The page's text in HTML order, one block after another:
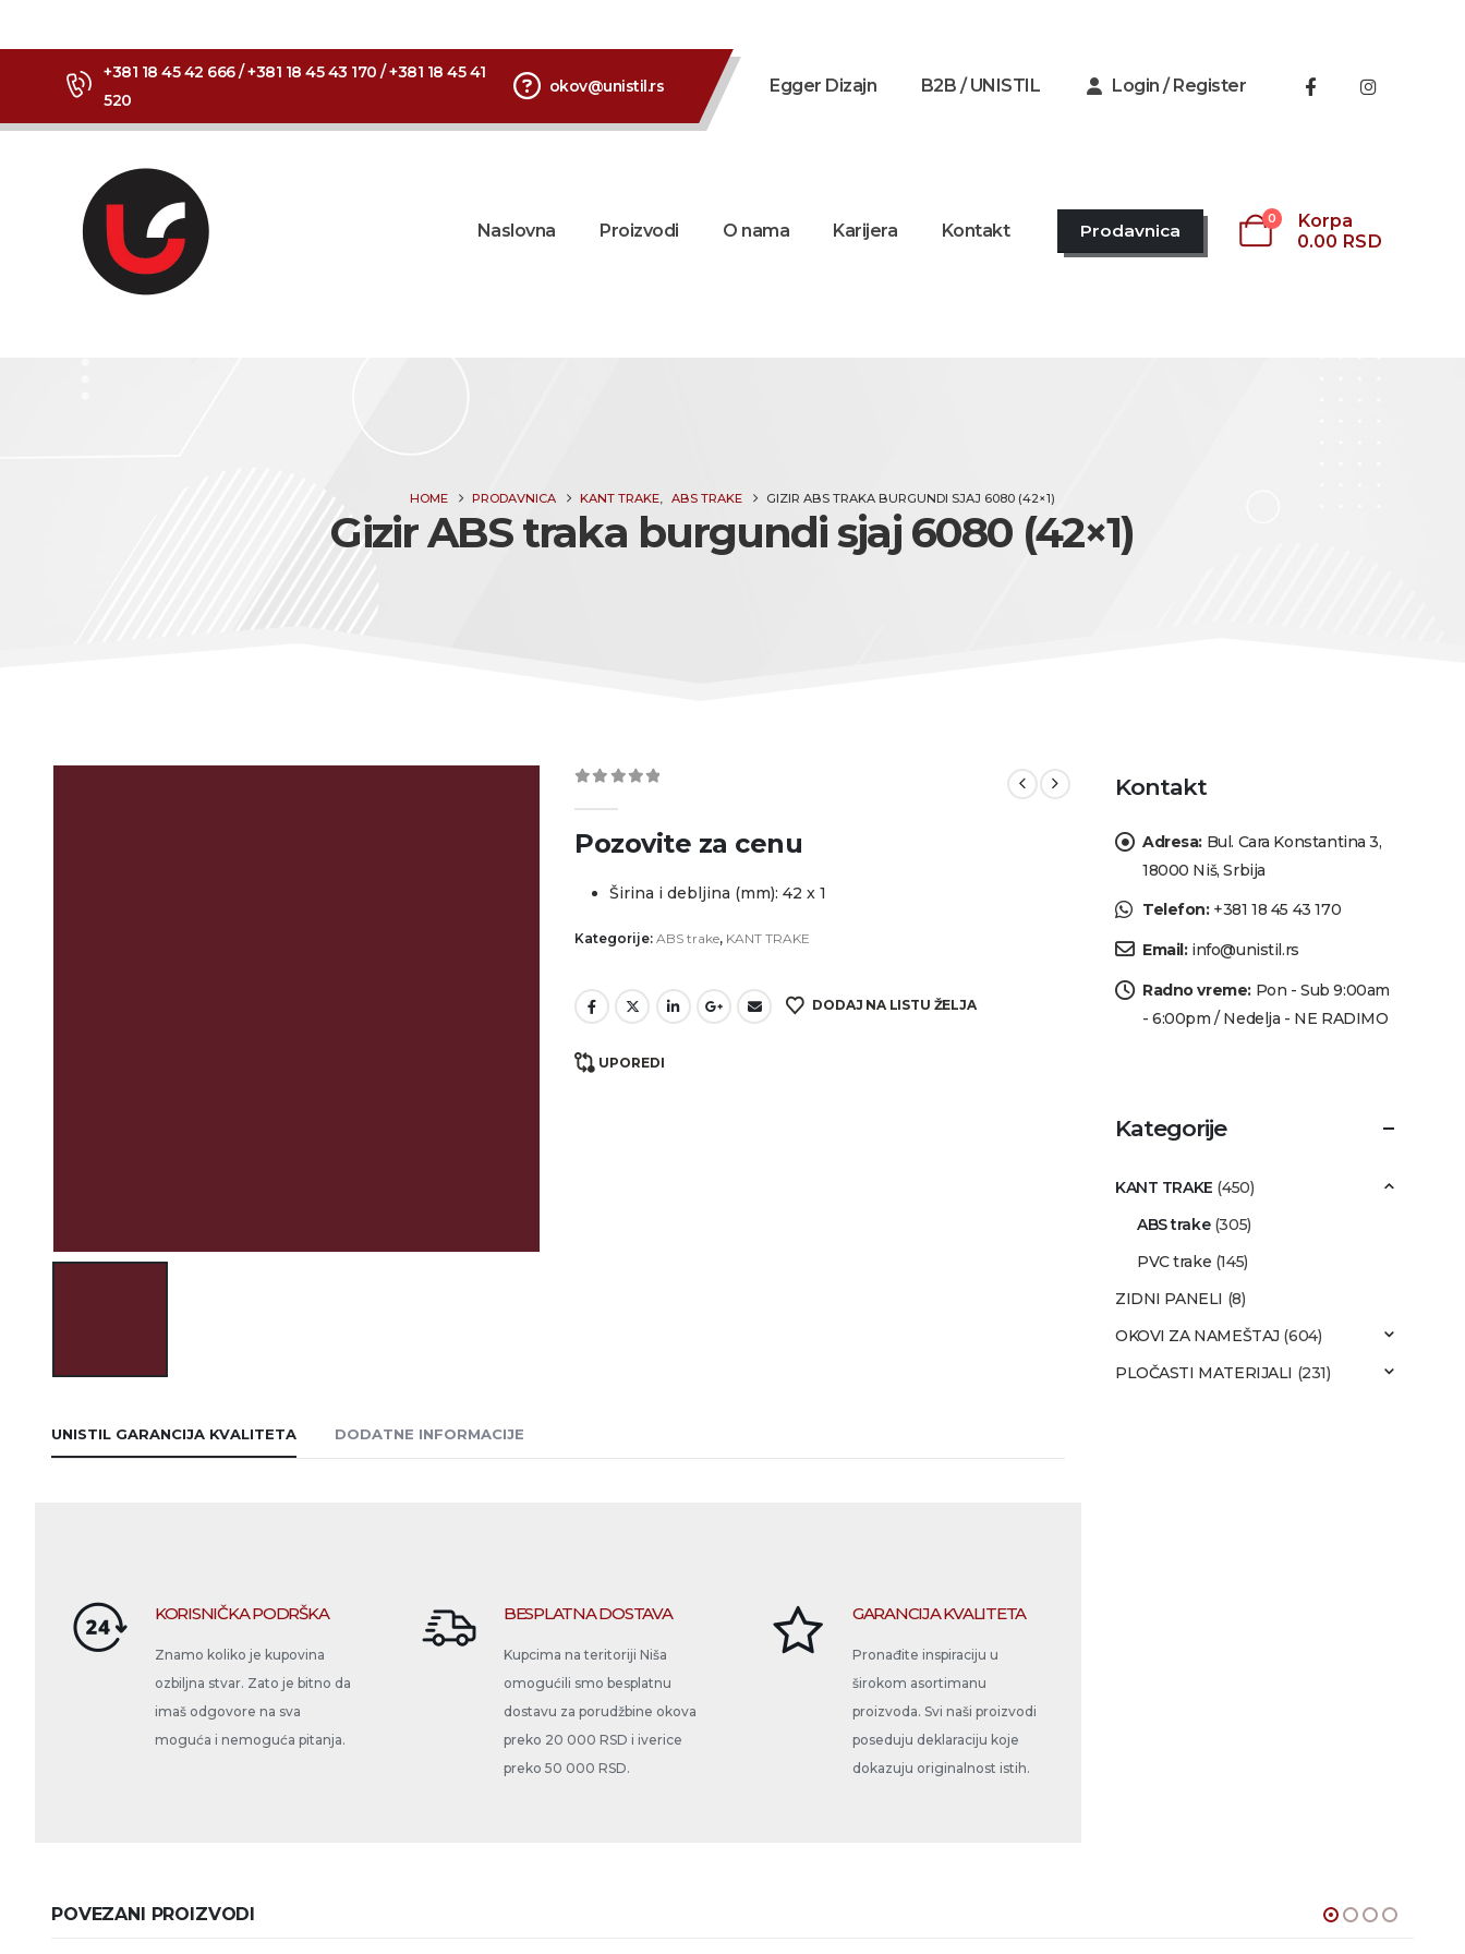
+381 18 45 42 666 / +381 18 45 43 170 / +381 18 45 41
520
okov@unistil.rs Egger Dizajn B2B / UNISTIL Login / Register
Naslovna Proizvodi O nama Karijera Kontakt Prodavnica
0
Korpa
0.00 RSD
HOME PRODAVNICA KANT TRAKE, ABS TRAKE GIZIR ABS TRAKA BURGUNDI SJAJ 6080 (42×1)
Gizir ABS traka burgundi sjaj 6080 (42×1)
Pozovite za cenu
Širina i debljina (mm): 42 x 1
Kategorije: ABS trake, KANT TRAKE
DODAJ NA LISTU ŽELJA
UPOREDI
UNISTIL GARANCIJA KVALITETA DODATNE INFORMACIJE
KORISNIČKA PODRŠKA
Znamo koliko je kupovina
ozbiljna stvar. Zato je bitno da
imaš odgovore na sva
moguća i nemoguća pitanja.
BESPLATNA DOSTAVA
Kupcima na teritoriji Niša
omogućili smo besplatnu
dostavu za porudžbine okova
preko 20 000 RSD i iverice
preko 50 000 RSD.
GARANCIJA KVALITETA
Pronađite inspiraciju u
širokom asortimanu
proizvoda. Svi naši proizvodi
poseduju deklaraciju koje
dokazuju originalnost istih.
Kontakt
Adresa: Bul. Cara Konstantina 3,
18000 Niš, Srbija
Telefon: +381 18 45 43 170
Email: info@unistil.rs
Radno vreme: Pon - Sub 9:00am
- 6:00pm / Nedelja - NE RADIMO
Kategorije
KANT TRAKE (450)
ABS trake (305)
PVC trake (145)
ZIDNI PANELI (8)
OKOVI ZA NAMEŠTAJ (604)
PLOČASTI MATERIJALI (231)
POVEZANI PROIZVODI